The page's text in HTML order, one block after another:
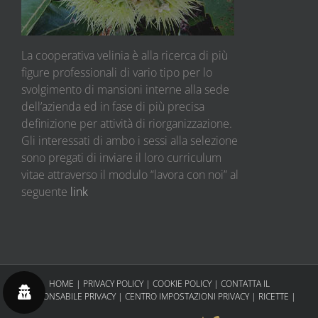
La cooperativa velinia è alla ricerca di più
figure professionali di vario tipo per lo
svolgimento di mansioni interne alla sede
dell’azienda ed in fase di più precisa
definizione per attività di riorganizzazione.
Gli interessati di ambo i sessi alla selezione
sono pregati di inviare il loro curriculum
vitae attraverso il modulo “lavora con noi” al
seguente link
HOME | PRIVACY POLICY| COOKIE POLICY| CONTATTA IL
RESPONSABILE PRIVACY| CENTRO IMPOSTAZIONI PRIVACY| RICETTE |